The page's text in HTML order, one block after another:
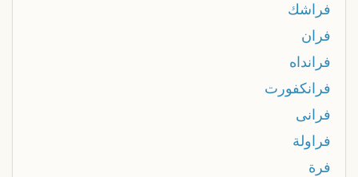
فراشك
فران
فرانداه
فرانكفورت
فرانى
فراولة
فرة